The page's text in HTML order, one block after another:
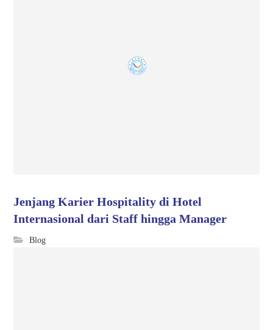
Jenjang Karier Hospitality di Hotel
Internasional dari Staff hingga Manager
Blog